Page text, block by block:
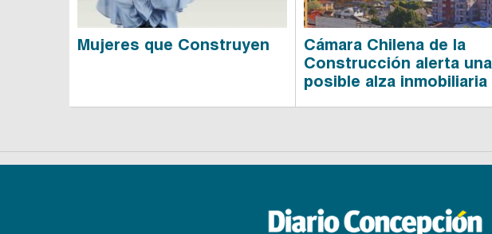
Mujeres que Construyen
Cámara Chilena de la
Construcción alerta una
posible alza inmobiliaria